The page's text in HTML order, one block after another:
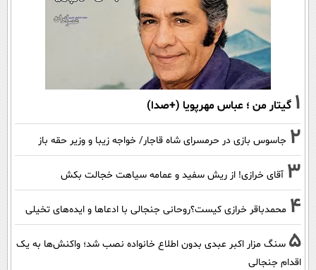
1 گیتار من ؛ عباس مهرپویا (+صدا)
2 جاسوس بازی در حرمسرای شاه قاجار/ خواجه زیبا و وزیر حقه باز
3 آقای خرازی! از ریش سفید و عمامه سیاهت خجالت بکش
4 محمدباقر خرازی کیست؟روحانی جنجالی با ادعاها و ایده‌های تخیلی
5 سنگ مزار اکبر عبدی بدون اطلاع خانواده نصب شد؛ واکنش‌ها به یک
اقدام جنجالی